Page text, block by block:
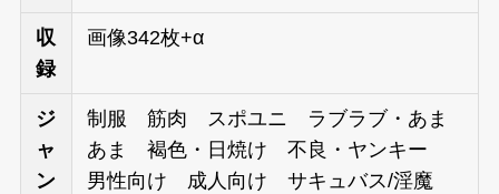
収
録
画像342枚+α
ジ
ャ
ン
制服 筋肉 スポユニ ラブラブ・あま
あま 褐色・日焼け 不良・ヤンキー
男性向け 成人向け サキュバス/淫魔